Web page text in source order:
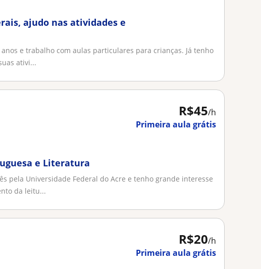
ajudo nas atividades e
e trabalho com aulas particulares para crianças. Já tenho
ativi...
R$45/h
Primeira aula grátis
e Literatura
pela Universidade Federal do Acre e tenho grande interesse
da leitu...
R$20/h
Primeira aula grátis